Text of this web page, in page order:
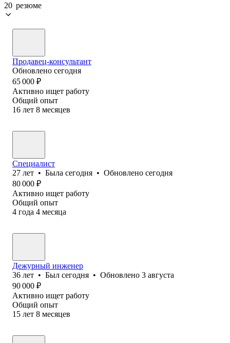
20 резюме
Продавец-консультант
Обновлено сегодня
65 000 ₽
Активно ищет работу
Общий опыт
16 лет 8 месяцев
Специалист
27 лет • Была сегодня • Обновлено сегодня
80 000 ₽
Активно ищет работу
Общий опыт
4 года 4 месяца
Дежурный инженер
36 лет • Был сегодня • Обновлено 3 августа
90 000 ₽
Активно ищет работу
Общий опыт
15 лет 8 месяцев